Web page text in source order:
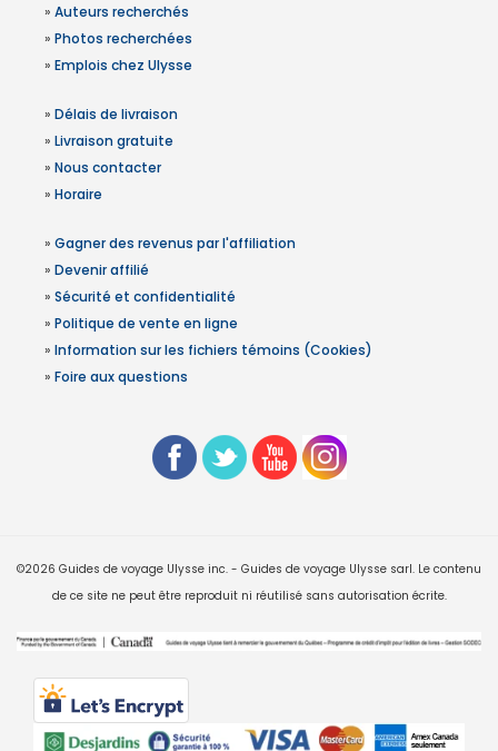
» Auteurs recherchés
» Photos recherchées
» Emplois chez Ulysse
» Délais de livraison
» Livraison gratuite
» Nous contacter
» Horaire
» Gagner des revenus par l'affiliation
» Devenir affilié
» Sécurité et confidentialité
» Politique de vente en ligne
» Information sur les fichiers témoins (Cookies)
» Foire aux questions
©2026 Guides de voyage Ulysse inc. - Guides de voyage Ulysse sarl. Le contenu
de ce site ne peut être reproduit ni réutilisé sans autorisation écrite.